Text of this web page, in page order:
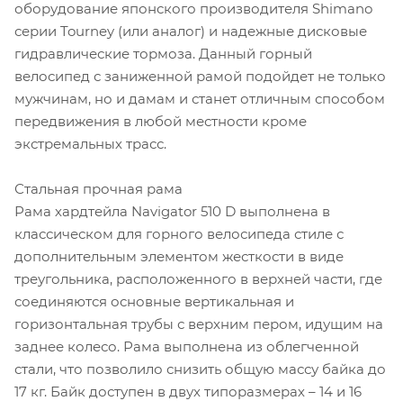
оборудование японского производителя Shimano
серии Tourney (или аналог) и надежные дисковые
гидравлические тормоза. Данный горный
велосипед с заниженной рамой подойдет не только
мужчинам, но и дамам и станет отличным способом
передвижения в любой местности кроме
экстремальных трасс.
Стальная прочная рама
Рама хардтейла Navigator 510 D выполнена в
классическом для горного велосипеда стиле с
дополнительным элементом жесткости в виде
треугольника, расположенного в верхней части, где
соединяются основные вертикальная и
горизонтальная трубы с верхним пером, идущим на
заднее колесо. Рама выполнена из облегченной
стали, что позволило снизить общую массу байка до
17 кг. Байк доступен в двух типоразмерах – 14 и 16